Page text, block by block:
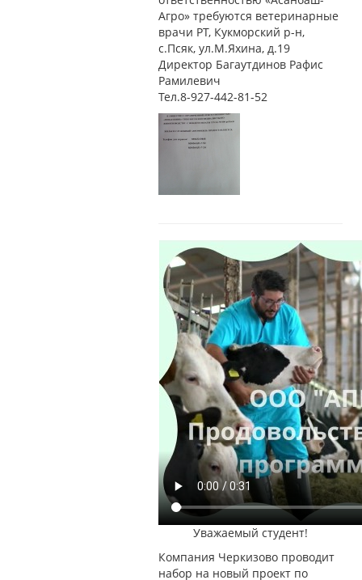
Агро» требуются ветеринарные
врачи РТ, Кукморский р-н,
с.Псяк, ул.М.Яхина, д.19
Директор Багаутдинов Рафис
Рамилевич
Тел.8-927-442-81-52
Уважаемый студент!
Компания Черкизово проводит
набор на новый проект по